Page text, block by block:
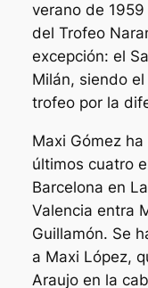
verano de
del Trofeo
excepción: el
Milán, siendo
trofeo por la
Maxi Gómez
últimos cuatro
Barcelona en
Valencia entra
Guillamón. Se
a Maxi López,
Araujo en la